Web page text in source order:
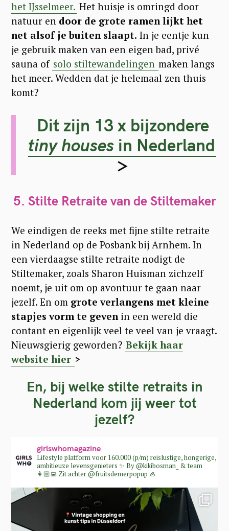
het IJsselmeer. Het huisje is omringd door
natuur en door de grote ramen lijkt het
net alsof je buiten slaapt. In je eentje kun
je gebruik maken van een eigen bad, privé
sauna of solo stiltewandelingen maken langs
het meer. Wedden dat je helemaal zen thuis
komt?
Dit zijn 13 x bijzondere
tiny houses in Nederland
>
5. Stilte Retraite van de Stiltemaker
We eindigen de reeks met fijne stilte retraite
in Nederland op de Posbank bij Arnhem. In
een vierdaagse stilte retraite nodigt de
Stiltemaker, zoals Sharon Huisman zichzelf
noemt, je uit om op avontuur te gaan naar
jezelf. En om grote verlangens met kleine
stapjes vorm te gevenin een wereld die
contant en eigenlijk veel te veel van je vraagt.
Nieuwsgierig geworden? Bekijk haar
website hier >
En, bij welke stilte retraits in
Nederland kom jij weer tot
jezelf?
girlswhomagazine
Lifestyle platform voor 160.000 (p/m) reislustige, hongerige,
ambitieuze levensgenieters ✨ By @kikibosman_ & team
👩🏼‍💻 Zit achter @fruitsdemerpopup 🦪